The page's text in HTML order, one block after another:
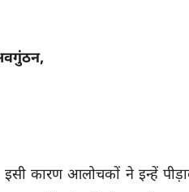
इसी कारण आलोचकों ने इन्हें